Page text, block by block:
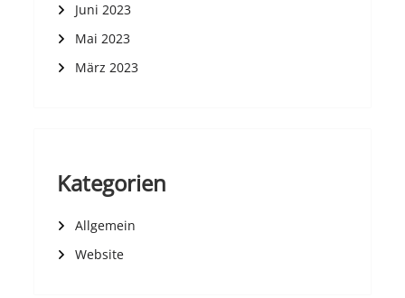
Juni 2023
Mai 2023
März 2023
Kategorien
Allgemein
Website